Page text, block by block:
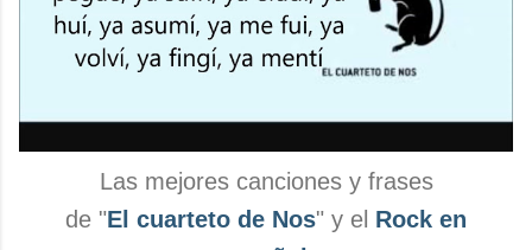
Las mejores canciones y frases
de "El cuarteto de Nos" y el Rock en